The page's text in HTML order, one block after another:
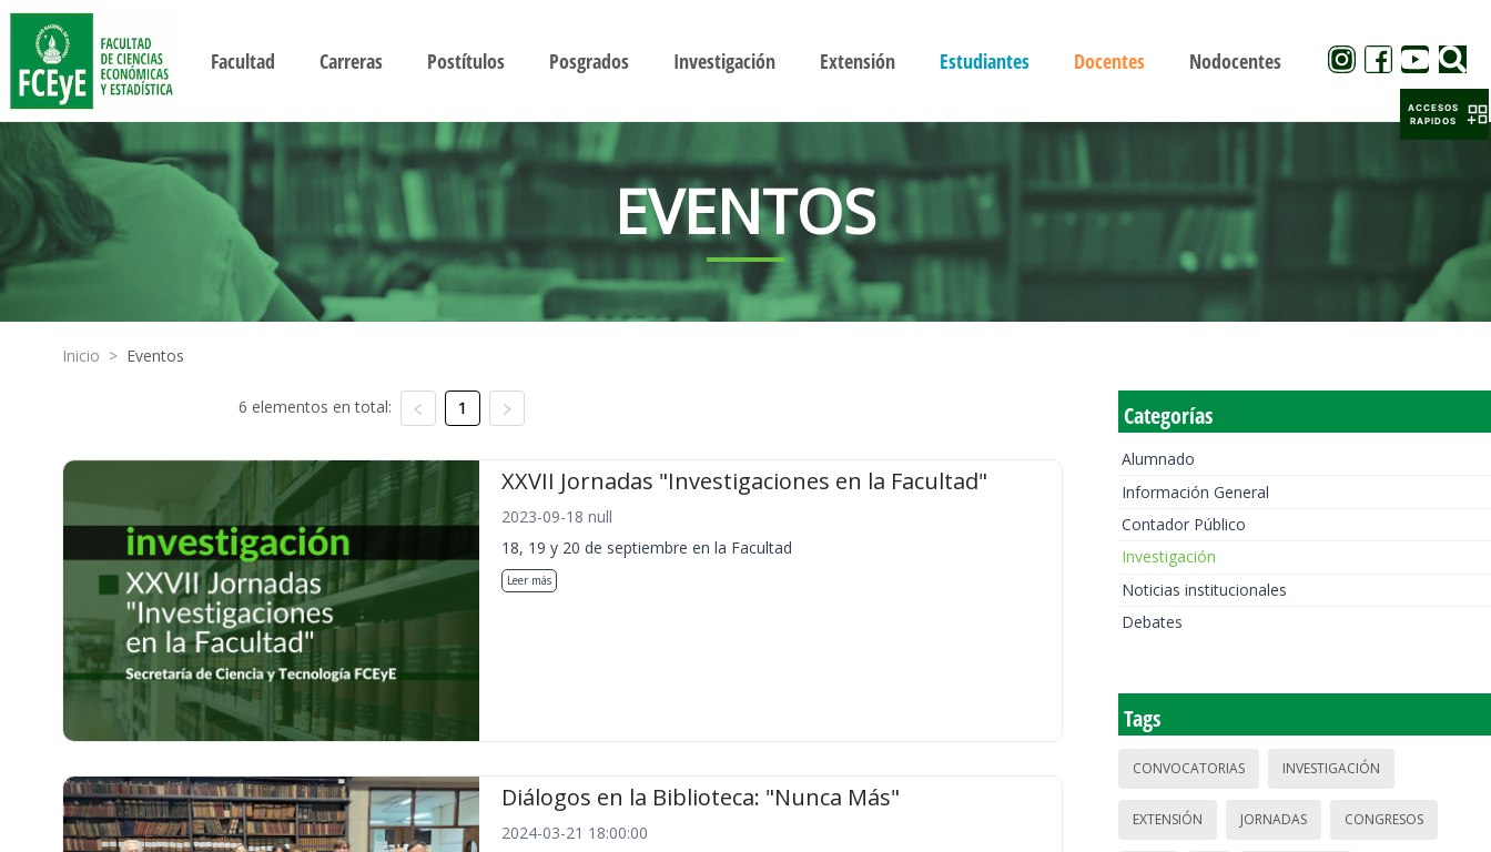
Facultad Carreras Postítulos Posgrados Investigación Extensión Estudiantes Docentes Nodocentes
EVENTOS
Inicio > Eventos
6 elementos en total: 1
XXVII Jornadas "Investigaciones en la Facultad"
2023-09-18 null
18, 19 y 20 de septiembre en la Facultad
Leer más
Diálogos en la Biblioteca: "Nunca Más"
2024-03-21 18:00:00
Categorías
Alumnado
Información General
Contador Público
Investigación
Noticias institucionales
Debates
Tags
CONVOCATORIAS INVESTIGACIÓN
EXTENSIÓN JORNADAS CONGRESOS
ACCESOS
RAPIDOS